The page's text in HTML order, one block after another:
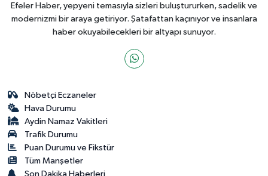
Efeler Haber, yepyeni temasıyla sizleri buluştururken, sadelik ve
modernizmi bir araya getiriyor. Şatafattan kaçınıyor ve insanlara
haber okuyabilecekleri bir altyapı sunuyor.
Nöbetçi Eczaneler
Hava Durumu
Aydin Namaz Vakitleri
Trafik Durumu
Puan Durumu ve Fikstür
Tüm Manşetler
Son Dakika Haberleri